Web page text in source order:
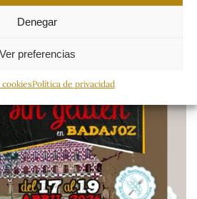
Denegar
Ver preferencias
Política de privacidad